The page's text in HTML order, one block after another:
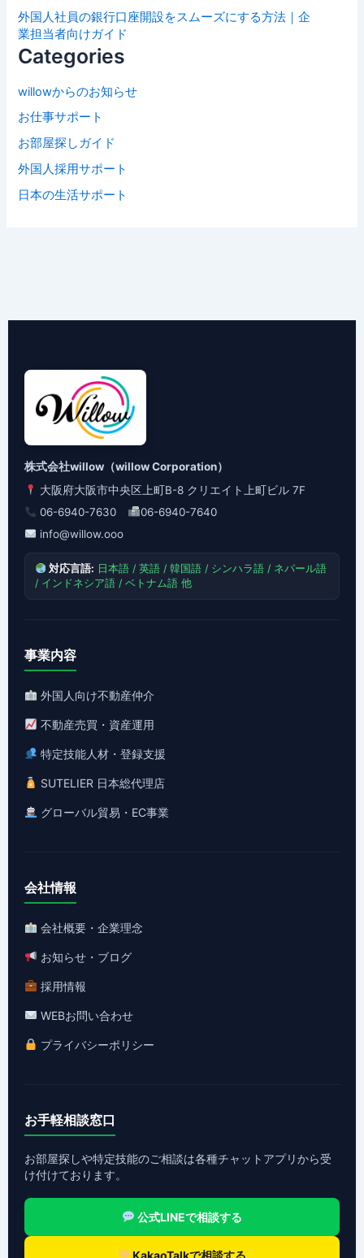
外国人社員の銀行口座開設をスムーズにする方法｜企
業担当者向けガイド
Categories
willowからのお知らせ
お仕事サポート
お部屋探しガイド
外国人採用サポート
日本の生活サポート
株式会社willow（willow Corporation）
大阪府大阪市中央区上町B-8 クリエイト上町ビル 7F
06-6940-7630
06-6940-7640
info@willow.ooo
対応言語: 日本語 / 英語 / 韓国語 / シンハラ語 / ネパール語
/ インドネシア語 / ベトナム語 他
事業内容
外国人向け不動産仲介
不動産売買・資産運用
特定技能人材・登録支援
SUTELIER 日本総代理店
グローバル貿易・EC事業
会社情報
会社概要・企業理念
お知らせ・ブログ
採用情報
WEBお問い合わせ
プライバシーポリシー
お手軽相談窓口
お部屋探しや特定技能のご相談は各種チャットアプリから受
け付けております。
公式LINEで相談する
KakaoTalkで相談する